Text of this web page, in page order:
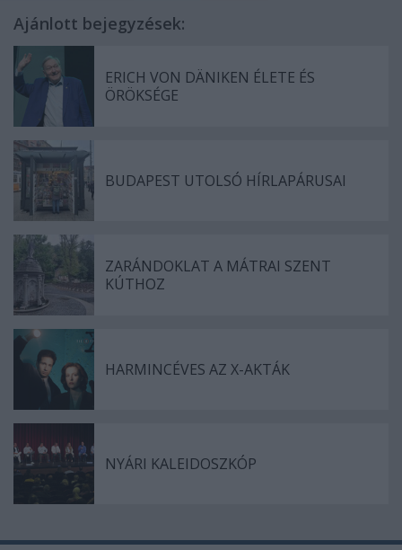
Ajánlott bejegyzések:
ERICH VON DÄNIKEN ÉLETE ÉS
ÖRÖKSÉGE
BUDAPEST UTOLSÓ HÍRLAPÁRUSAI
ZARÁNDOKLAT A MÁTRAI SZENT
KÚTHOZ
HARMINCÉVES AZ X-AKTÁK
NYÁRI KALEIDOSZKÓP